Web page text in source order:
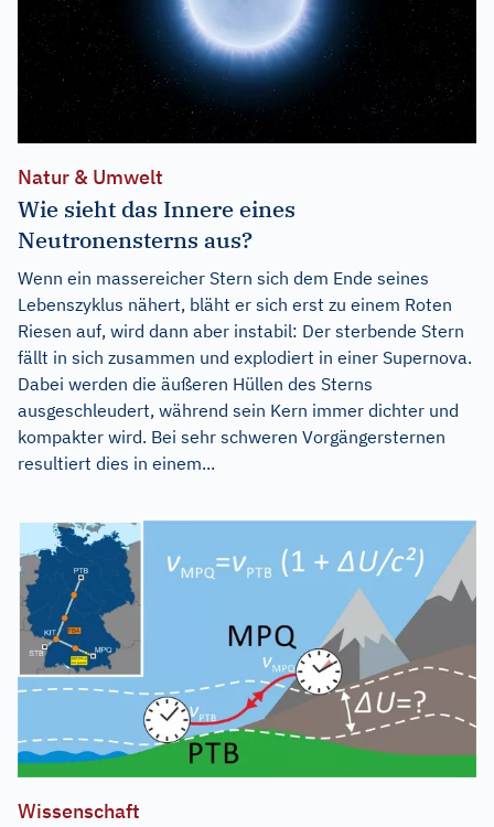
Natur & Umwelt
Wie sieht das Innere eines
Neutronensterns aus?
Wenn ein massereicher Stern sich dem Ende seines
Lebenszyklus nähert, bläht er sich erst zu einem Roten
Riesen auf, wird dann aber instabil: Der sterbende Stern
fällt in sich zusammen und explodiert in einer Supernova.
Dabei werden die äußeren Hüllen des Sterns
ausgeschleudert, während sein Kern immer dichter und
kompakter wird. Bei sehr schweren Vorgängersternen
resultiert dies in einem...
Wissenschaft